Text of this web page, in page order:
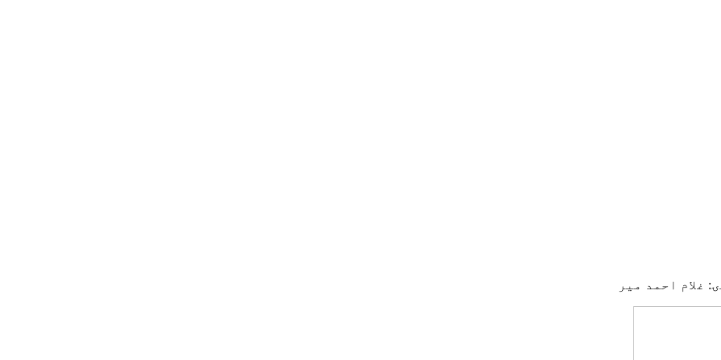
غلام احمد میر